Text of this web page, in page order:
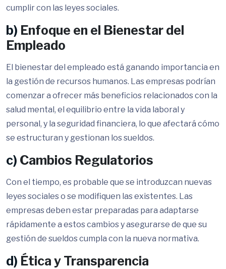
cumplir con las leyes sociales.
b) Enfoque en el Bienestar del
Empleado
El bienestar del empleado está ganando importancia en
la gestión de recursos humanos. Las empresas podrían
comenzar a ofrecer más beneficios relacionados con la
salud mental, el equilibrio entre la vida laboral y
personal, y la seguridad financiera, lo que afectará cómo
se estructuran y gestionan los sueldos.
c) Cambios Regulatorios
Con el tiempo, es probable que se introduzcan nuevas
leyes sociales o se modifiquen las existentes. Las
empresas deben estar preparadas para adaptarse
rápidamente a estos cambios y asegurarse de que su
gestión de sueldos cumpla con la nueva normativa.
d) Ética y Transparencia